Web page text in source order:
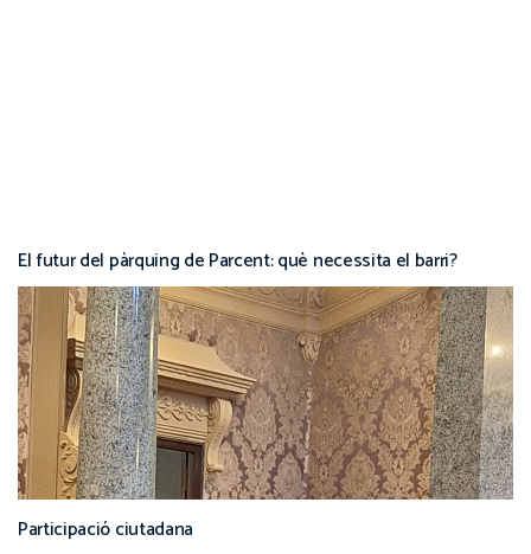
El futur del pàrquing de Parcent: què necessita el barri?
Participació ciutadana